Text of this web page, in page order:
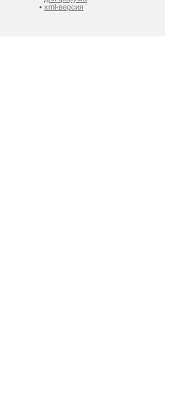
• xml-версия